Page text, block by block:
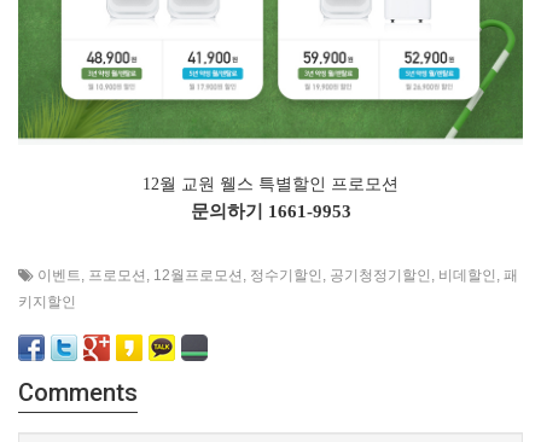
12월 교원 웰스 특별할인 프로모션
문의하기 1661-9953
이벤트, 프로모션 , 12월프로모션 , 정수기할인 , 공기청정기할인 , 비데할인 , 패
키지할인
Comments